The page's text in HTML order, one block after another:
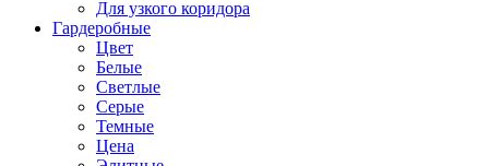
Для узкого коридора
Гардеробные
Цвет
Белые
Светлые
Серые
Темные
Цена